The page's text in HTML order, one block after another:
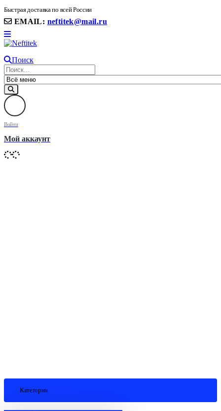
Быстрая доставка по всей России
EMAIL: neftitek@mail.ru
Поиск
Войти
Мой аккаунт
Категории
8(906) 399 11 22 | 8(905)367-58-58